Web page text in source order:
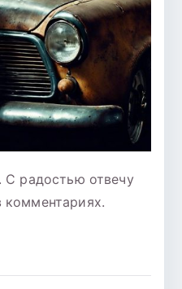
С радостью отвечу